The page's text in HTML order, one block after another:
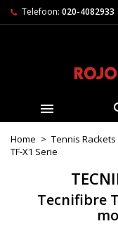
Telefoon: 020-4082933

Home Tennis Rackets
TF-X1 Serie
Tecnifibre